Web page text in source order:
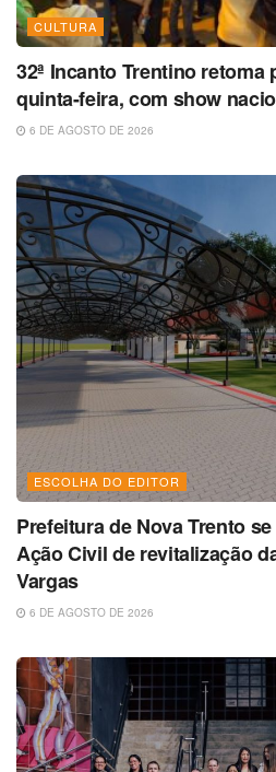
CULTURA
32ª Incanto Trentino retoma
quinta-feira, com show
6 DE AGOSTO DE 2026
ESCOLHA DO EDITOR
Prefeitura de Nova Trento
Ação Civil de revitalização
Vargas
6 DE AGOSTO DE 2026